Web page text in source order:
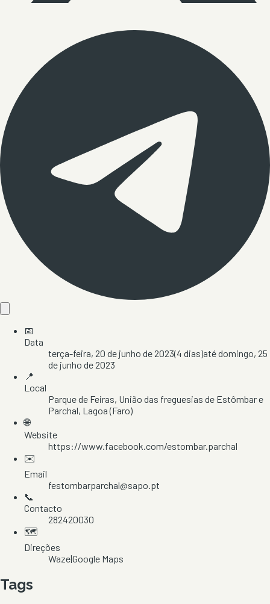
📅
Data
terça-feira, 20 de junho de 2023(4 dias)atédomingo, 25
de junho de 2023
📍
Local
Parque de Feiras, União das freguesias de Estômbar e
Parchal, Lagoa(Faro)
🌐
Website
https://www.facebook.com/estombar.parchal
✉️
Email
festombarparchal@sapo.pt
📞
Contacto
282420030
🗺️
Direções
Waze|Google Maps
Tags